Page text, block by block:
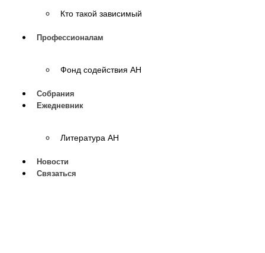
Кто такой зависимый
Профессионалам
Фонд содействия АН
Собрания
Ежедневник
Литература АН
Новости
Связаться